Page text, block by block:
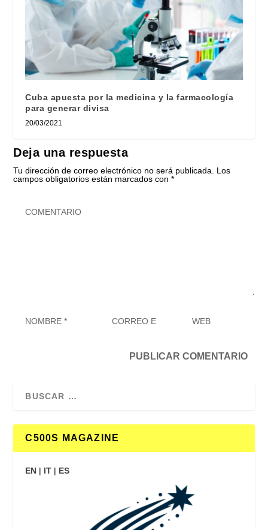
Cuba apuesta por la medicina y la farmacología
para generar divisa
20/03/2021
Deja una respuesta
Tu dirección de correo electrónico no será publicada.
Los
campos obligatorios están marcados con*
C500S MAGAZINE
EN | IT | ES